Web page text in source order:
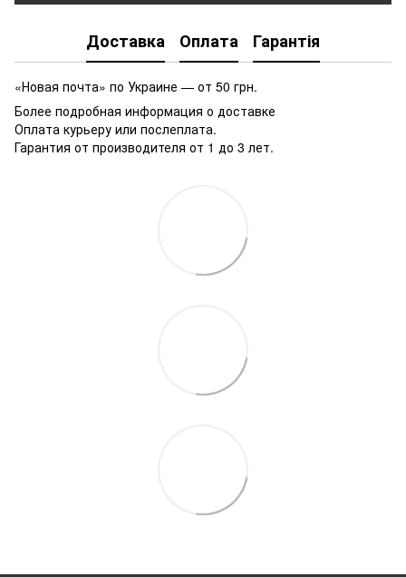
Доставка Оплата Гарантія
«Новая почта» по Украине — от 50 грн.
Более подробная информация о доставке
Оплата курьеру или послеплата.
Гарантия от производителя от 1 до 3 лет.